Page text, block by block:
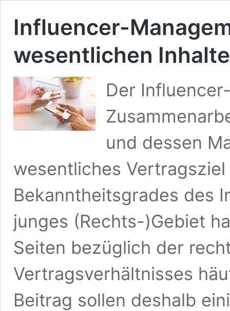
Influencer-
wesentlichen Inhalte
Der
und dessen
wesentliches
Bekanntheitsgrades des
junges (Rechts-)Gebiet
Seiten bezüglich der
Vertragsverhältnisses
Beitrag sollen deshalb